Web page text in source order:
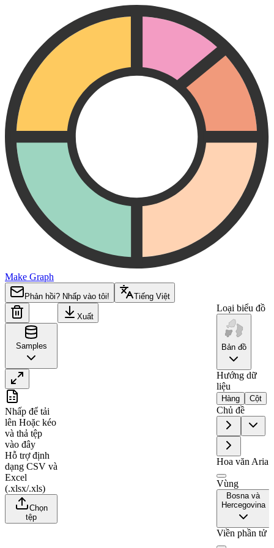
Make Graph
Phản hồi? Nhấp vào tôi! Tiếng Việt
Samples
Region
Herzegovina-Neretva
Trebinje
Foča
Banja Luka
Una-Sana
Doboj
1
2
3
4
5
6
7
Nhấp để tải
lên Hoặc kéo
và thả tệp
vào đây
Hỗ trợ định
dạng CSV và
Excel
(.xlsx/.xls)
Chọn
tệp
Xuất
Loại biểu đồ
Bản đồ
Hướng dữ
liệu
Hàng Cột
Chủ đề
Hoa văn Aria
Vùng
Bosna và
Hercegovina
Viền phần tử